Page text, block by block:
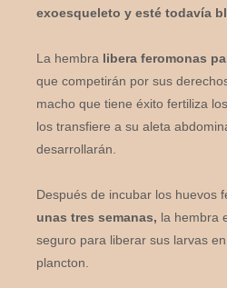
exoesqueleto y esté todavía
La hembra libera feromonas
que competirán por sus
macho que tiene éxito fertiliza
los transfiere a su aleta
desarrollarán.
Después de incubar los huevos
unas tres semanas, la hembra
seguro para liberar sus larvas
plancton.